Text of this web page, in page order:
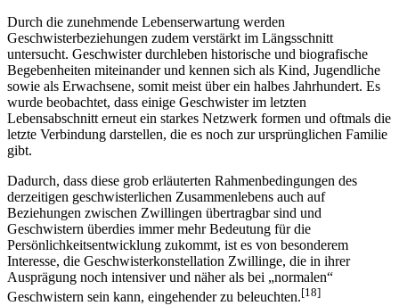
Durch die zunehmende Lebenserwartung werden
Geschwisterbeziehungen zudem verstärkt im Längsschnitt
untersucht. Geschwister durchleben historische und biografische
Begebenheiten miteinander und kennen sich als Kind, Jugendliche
sowie als Erwachsene, somit meist über ein halbes Jahrhundert. Es
wurde beobachtet, dass einige Geschwister im letzten
Lebensabschnitt erneut ein starkes Netzwerk formen und oftmals die
letzte Verbindung darstellen, die es noch zur ursprünglichen Familie
gibt.
Dadurch, dass diese grob erläuterten Rahmenbedingungen des
derzeitigen geschwisterlichen Zusammenlebens auch auf
Beziehungen zwischen Zwillingen übertragbar sind und
Geschwistern überdies immer mehr Bedeutung für die
Persönlichkeitsentwicklung zukommt, ist es von besonderem
Interesse, die Geschwisterkonstellation Zwillinge, die in ihrer
Ausprägung noch intensiver und näher als bei „normalen“
Geschwistern sein kann, eingehender zu beleuchten.[18]